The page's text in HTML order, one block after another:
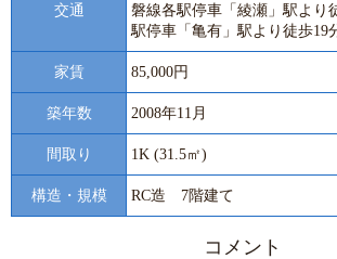
交通
磐線各駅停車「綾瀬」駅より
駅停車「亀有」駅より徒歩19
家賃 85,000円
築年数 2008年11月
間取り 1K (31.5㎡)
構造・規模 RC造 7階建て
コメント